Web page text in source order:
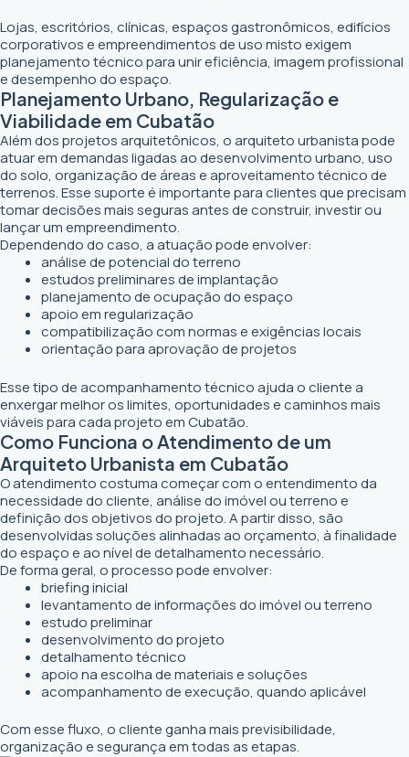
Lojas, escritórios, clínicas, espaços gastronômicos, edifícios
corporativos e empreendimentos de uso misto exigem
planejamento técnico para unir eficiência, imagem profissional
e desempenho do espaço.
Planejamento Urbano, Regularização e
Viabilidade em Cubatão
Além dos projetos arquitetônicos, o arquiteto urbanista pode
atuar em demandas ligadas ao desenvolvimento urbano, uso
do solo, organização de áreas e aproveitamento técnico de
terrenos. Esse suporte é importante para clientes que precisam
tomar decisões mais seguras antes de construir, investir ou
lançar um empreendimento.
Dependendo do caso, a atuação pode envolver:
análise de potencial do terreno
estudos preliminares de implantação
planejamento de ocupação do espaço
apoio em regularização
compatibilização com normas e exigências locais
orientação para aprovação de projetos
Esse tipo de acompanhamento técnico ajuda o cliente a
enxergar melhor os limites, oportunidades e caminhos mais
viáveis para cada projeto em Cubatão.
Como Funciona o Atendimento de um
Arquiteto Urbanista em Cubatão
O atendimento costuma começar com o entendimento da
necessidade do cliente, análise do imóvel ou terreno e
definição dos objetivos do projeto. A partir disso, são
desenvolvidas soluções alinhadas ao orçamento, à finalidade
do espaço e ao nível de detalhamento necessário.
De forma geral, o processo pode envolver:
briefing inicial
levantamento de informações do imóvel ou terreno
estudo preliminar
desenvolvimento do projeto
detalhamento técnico
apoio na escolha de materiais e soluções
acompanhamento de execução, quando aplicável
Com esse fluxo, o cliente ganha mais previsibilidade,
organização e segurança em todas as etapas.